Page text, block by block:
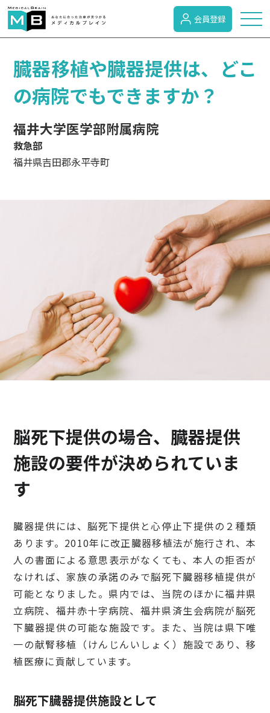
トピックス
症状検索
病名検索
病気のカテゴリー
検診・検査
出産・子ども
病院の機能と役割
会員登録
臓器移植や臓器提供は、どこ
の病院でもできますか？
福井大学医学部附属病院
救急部
福井県吉田郡永平寺町
脳死下提供の場合、臓器提供
施設の要件が決められていま
す
臓器提供には、脳死下提供と心停止下提供の２種類
あります。2010年に改正臓器移植法が施行され、本
人の書面による意思表示がなくても、本人の拒否が
なければ、家族の承諾のみで脳死下臓器移植提供が
可能となりました。県内では、当院のほかに福井県
立病院、福井赤十字病院、福井県済生会病院が脳死
下臓器提供の可能な施設です。また、当院は県下唯
一の献腎移植（けんじんいしょく）施設であり、移
植医療に貢献しています。
脳死下臓器提供施設として